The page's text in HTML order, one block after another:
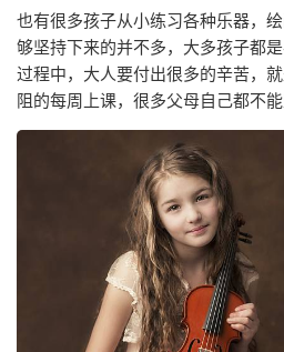
也有很多孩子从小练习各种乐器，
够坚持下来的并不多，大多孩子都
过程中，大人要付出很多的辛苦，
阻的每周上课，很多父母自己都不